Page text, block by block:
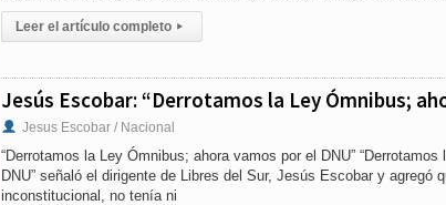
Leer el artículo completo ▸
Jesús Escobar: “Derrotamos la Ley Ómnibus;
Jesus Escobar / Nacional
“Derrotamos la Ley Ómnibus; ahora vamos por el DNU”
DNU” señaló el dirigente de Libres del Sur, Jesús Escobar y agregó
inconstitucional, no tenía ni